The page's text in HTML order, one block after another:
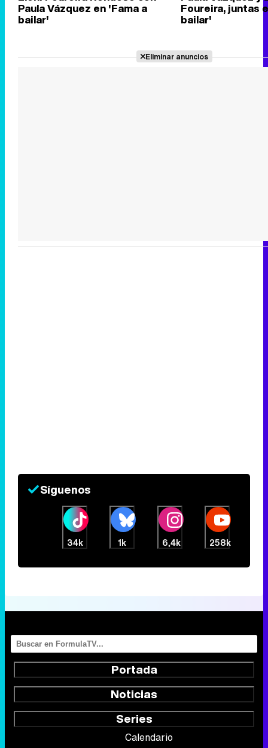
Paula Vázquez en 'Fama a
bailar'
Foureira, juntas
bailar'
Eliminar anuncios
Síguenos
34k 1k 6,4k 258k
Portada
Noticias
Series
Calendario